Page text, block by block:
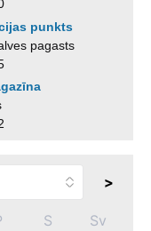
punkts
pagasts
>
S Sv